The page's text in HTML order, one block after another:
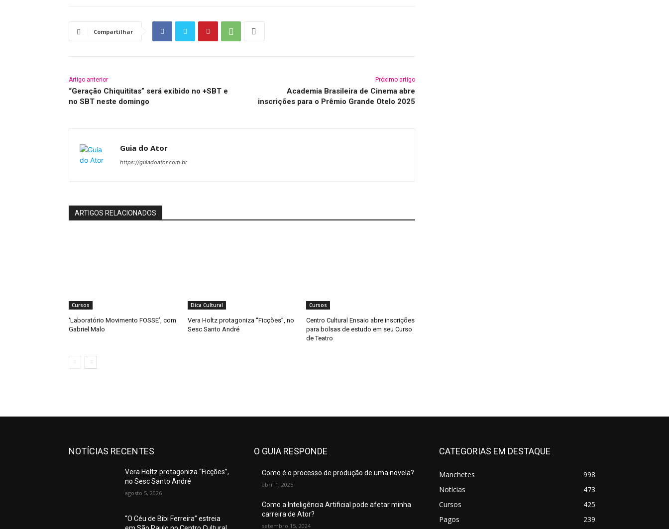
Compartilhar
Artigo anterior
“Geração Chiquititas” será exibido no +SBT e
no SBT neste domingo
Próximo artigo
Academia Brasileira de Cinema abre
inscrições para o Prêmio Grande Otelo 2025
Guia do Ator
https://guiadoator.com.br
ARTIGOS RELACIONADOS
Cursos
‘Laboratório Movimento FOSSE’, com
Gabriel Malo
Dica Cultural
Vera Holtz protagoniza “Ficções”, no
Sesc Santo André
Cursos
Centro Cultural Ensaio abre inscrições
para bolsas de estudo em seu Curso
de Teatro
NOTÍCIAS RECENTES
Vera Holtz protagoniza “Ficções”,
no Sesc Santo André
agosto 5, 2026
“O Céu de Bibi Ferreira” estreia
O GUIA RESPONDE
Como é o processo de produção de uma novela?
abril 1, 2025
Como a Inteligência Artificial pode afetar minha
carreira de Ator?
setembro 15, 2024
CATEGORIAS EM DESTAQUE
Manchetes
998
Notícias
473
Cursos
425
Pagos
239